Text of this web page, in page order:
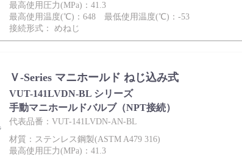
最高使用圧力(MPa)：41.3
最高使用温度(℃)：648 最低使用温度(℃)：-53
接続形式： めねじ
Ｖ-Series マニホールド ねじ込み式
VUT-141LVDN-BL シリーズ
手動マニホールドバルブ（NPT接続）
代表品番：VUT-141LVDN-AN-BL
材質：ステンレス鋼製(ASTM A479 316)
最高使用圧力(MPa)：41.3